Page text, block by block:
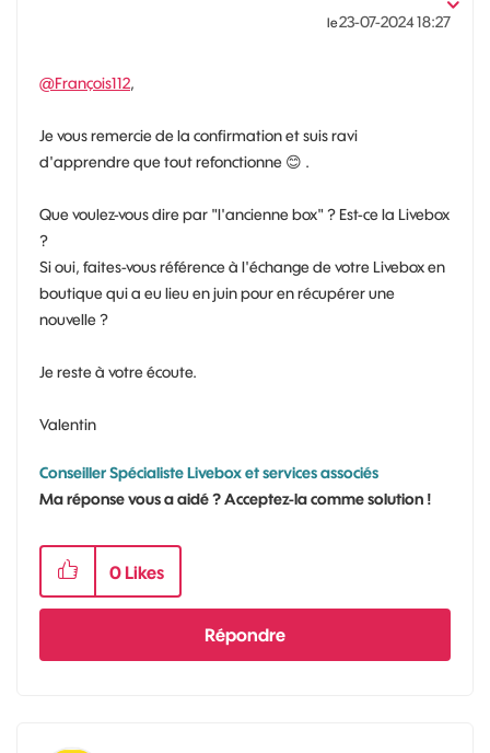
le‎23-07-202418:27
@François112,
Je vous remercie de la confirmation et suis ravi
d'apprendre que tout refonctionne 😊 .
Que voulez-vous dire par "l'ancienne box" ? Est-ce la Livebox
?
Si oui, faites-vous référence à l'échange de votre Livebox en
boutique qui a eu lieu en juin pour en récupérer une
nouvelle ?
Je reste à votre écoute.
Valentin
Conseiller Spécialiste Livebox et services associés
Ma réponse vous a aidé ? Acceptez-la comme solution !
0 Likes
Répondre